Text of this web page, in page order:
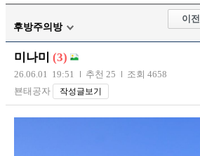
내차사진
자동차사진 레이싱모델 자유사진
항공/해운/철도
장착시공사진
후방주의방
이전
미나미 (3)
26.06.01 19:51 추천 25
조회 4658
뵨태공자
작성글보기